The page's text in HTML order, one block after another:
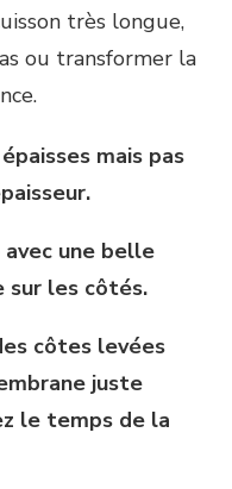
très longue,
ou transformer la
mais pas
avec une belle
sur les côtés.
côtes levées
juste
le temps de la